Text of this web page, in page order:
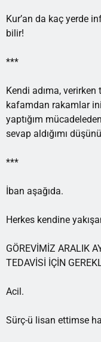
Kur’an da kaç yerde
bilir!
***
Kendi adıma, verirken
kafamdan rakamlar
yaptığım
sevap aldığımı
***
İban aşağıda.
Herkes kendine
GÖREVİMİZ ARALIK
TEDAVİSİ İÇİN
Acil.
Sürç-ü lisan ettimse